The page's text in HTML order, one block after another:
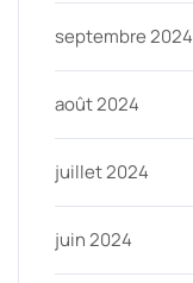
septembre 2024
août 2024
juillet 2024
juin 2024